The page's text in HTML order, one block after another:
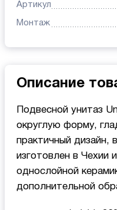
Артикул
Монтаж
Описание
Подвесной унитаз
округлую форму,
практичный дизайн,
изготовлен в Чехии
однослойной
дополнительной